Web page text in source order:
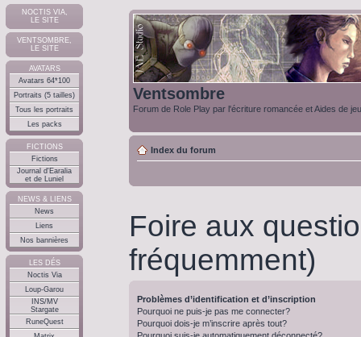
NOCTIS VIA,
LE SITE
VENTSOMBRE,
LE SITE
AVATARS
Avatars 64*100
Portraits (5 tailles)
Tous les portraits
Les packs
FICTIONS
Fictions
Journal d'Earalia
et de Luniel
NEWS & LIENS
News
Liens
Nos bannières
LES DÉS
Noctis Via
Loup-Garou
INS/MV
Stargate
RuneQuest
Ventsombre
Forum de Role Play par l'écriture romancée et Aides de
Index du forum
Foire aux
fréquemment)
Problèmes d’identification et d’inscription
Pourquoi ne puis-je pas me connecter?
Pourquoi dois-je m’inscrire après tout?
Pourquoi suis-je automatiquement déconnecté?